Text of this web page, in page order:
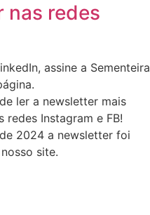
nas redes
assine a Sementeira
ler a newsletter mais
redes Instagram e FB!
2024 a newsletter foi
site.